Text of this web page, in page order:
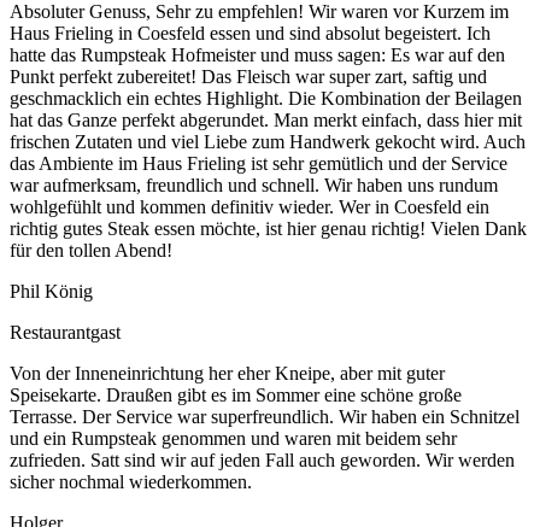
Absoluter Genuss, Sehr zu empfehlen! Wir waren vor Kurzem im
Haus Frieling in Coesfeld essen und sind absolut begeistert. Ich
hatte das Rumpsteak Hofmeister und muss sagen: Es war auf den
Punkt perfekt zubereitet! Das Fleisch war super zart, saftig und
geschmacklich ein echtes Highlight. Die Kombination der Beilagen
hat das Ganze perfekt abgerundet. Man merkt einfach, dass hier mit
frischen Zutaten und viel Liebe zum Handwerk gekocht wird. Auch
das Ambiente im Haus Frieling ist sehr gemütlich und der Service
war aufmerksam, freundlich und schnell. Wir haben uns rundum
wohlgefühlt und kommen definitiv wieder. Wer in Coesfeld ein
richtig gutes Steak essen möchte, ist hier genau richtig! Vielen Dank
für den tollen Abend!
Phil König
Restaurantgast
Von der Inneneinrichtung her eher Kneipe, aber mit guter
Speisekarte. Draußen gibt es im Sommer eine schöne große
Terrasse. Der Service war superfreundlich. Wir haben ein Schnitzel
und ein Rumpsteak genommen und waren mit beidem sehr
zufrieden. Satt sind wir auf jeden Fall auch geworden. Wir werden
sicher nochmal wiederkommen.
Holger